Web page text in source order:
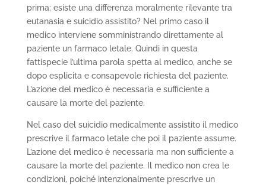
prima: esiste una differenza moralmente rilevante tra
eutanasia e suicidio assistito? Nel primo caso il
medico interviene somministrando direttamente al
paziente un farmaco letale. Quindi in questa
fattispecie l’ultima parola spetta al medico, anche se
dopo esplicita e consapevole richiesta del paziente.
L’azione del medico è necessaria e sufficiente a
causare la morte del paziente.
Nel caso del suicidio medicalmente assistito il medico
prescrive il farmaco letale che poi il paziente assume.
L’azione del medico è necessaria ma non sufficiente a
causare la morte del paziente. Il medico non crea le
condizioni, poiché intenzionalmente prescrive un